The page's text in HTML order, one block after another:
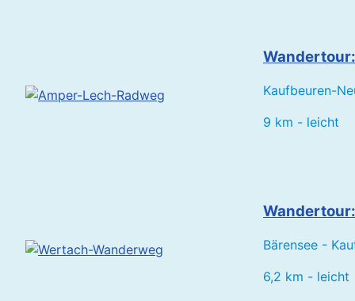
Kaufbeuren-
9 km - leicht
Bärensee -
6,2 km - leicht